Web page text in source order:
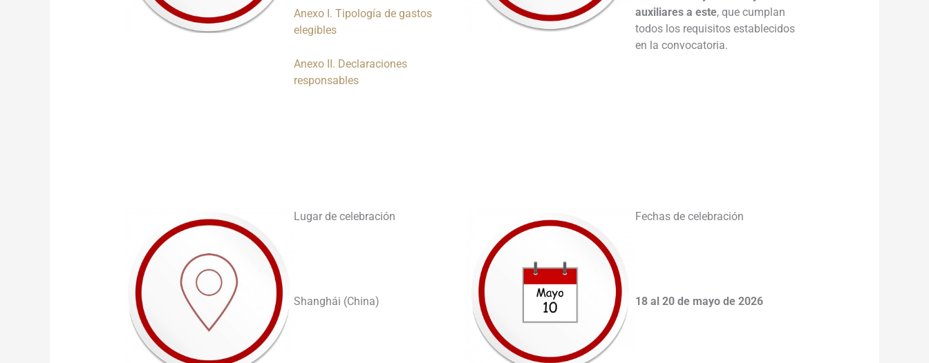
Anexo I. Tipología de gastos
elegibles
Anexo II. Declaraciones
responsables
auxiliares a este, que cumplan
todos los requisitos establecidos
en la convocatoria.
Lugar de celebración
Shanghái (China)
Fechas de celebración
18 al 20 de mayo de 2026